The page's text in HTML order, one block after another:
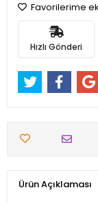
Favorilerime
Hızlı Gönderi
Ürün Açıklaması